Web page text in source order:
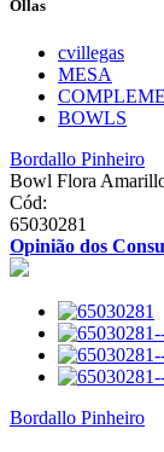
Ollas
cvillegas
MESA
BOWLS
Bordallo Pinheiro
Bowl Flora
Cód:
65030281
Opinião dos
Bordallo Pinheiro